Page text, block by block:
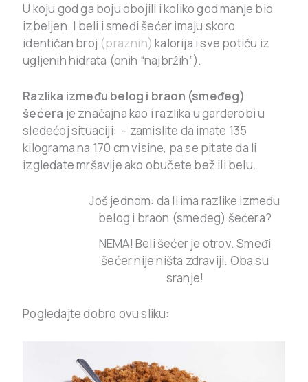
U koju god ga boju obojili i koliko god manje bio
izbeljen. I beli i smeđi šećer imaju skoro
identičan broj (praznih) kalorija i sve potiču iz
ugljenih hidrata (onih “najbržih”).
Razlika između belog i braon (smeđeg)
šećera je značajna kao i razlika u garderobi u
sledećoj situaciji: – zamislite da imate 135
kilograma na 170 cm visine, pa se pitate da li
izgledate mršavije ako obučete bež ili belu.
Još jednom: da li ima razlike između
belog i braon (smeđeg) šećera?
NEMA! Beli šećer je otrov. Smeđi
šećer nije ništa zdraviji. Oba su
sranje!
Pogledajte dobro ovu sliku: